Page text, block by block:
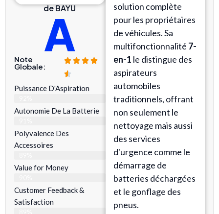
de BAYU
A
Note
Globale:
Puissance D'Aspiration
Autonomie De La Batterie
Polyvalence Des
Accessoires
Value for Money
Customer Feedback &
Satisfaction​
solution complète
pour les propriétaires
de véhicules. Sa
multifonctionnalité 7-
en-1 le distingue des
aspirateurs
automobiles
traditionnels, offrant
non seulement le
nettoyage mais aussi
des services
d'urgence comme le
démarrage de
batteries déchargées
et le gonflage des
pneus.